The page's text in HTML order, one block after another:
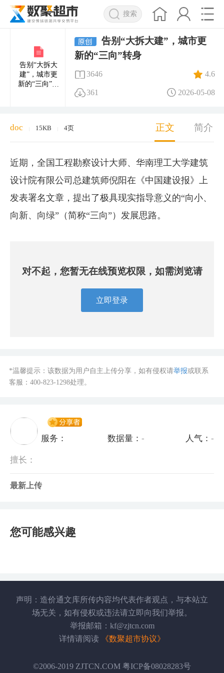
搜索
告别“大拆大
建”，城市更
新的“三向”转
告别“大拆大建”，城市更
新的“三向”转身
3646 4.6
361 2026-05-08
doc 15KB 4页 正文 简介
近期，全国工程勘察设计大师、华南理工大学建筑
设计院有限公司总建筑师倪阳在《中国建设报》上
发表署名文章，提出了极具现实指导意义的“向小、
向新、向绿”（简称“三向”）发展思路。
对不起，您暂无在线预览权限，如需浏览请
立即登录
*温馨提示：该数据为用户自主上传分享，如有侵权请举报或联系
客服： 400-823-1298处理。
服务： 数据量：- 人气： -
擅长：
最新上传
您可能感兴趣
声明：造价通文库所传内容均代表作者观点，与本站立
场无关，如有侵权或违法请立即向我们举报。
举报邮箱：kf@zjtcn.com
详情请阅读
《数聚超市协议》
©2006-2019 ZJTCN.COM 粤ICP备08028283号